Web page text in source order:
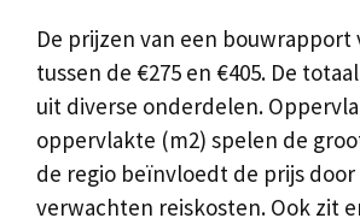
De prijzen van een bouwrapport
tussen de €275 en €405. De
uit diverse onderdelen.
oppervlakte (m2) spelen de
de regio beïnvloedt de prijs door
verwachten reiskosten. Ook zit